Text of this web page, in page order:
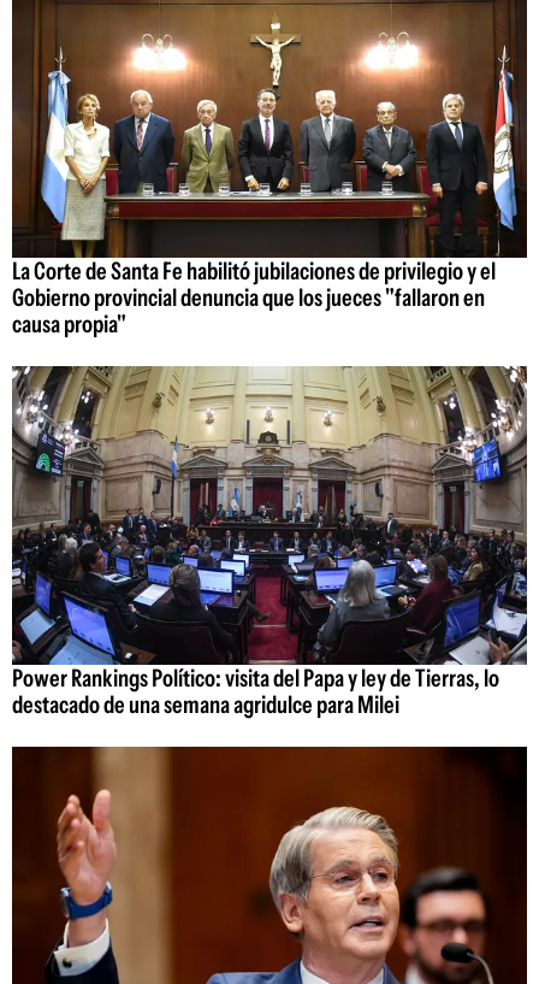
La Corte de Santa Fe habilitó jubilaciones de privilegio y el
Gobierno provincial denuncia que los jueces "fallaron en
causa propia"
Power Rankings Político: visita del Papa y ley de Tierras, lo
destacado de una semana agridulce para Milei